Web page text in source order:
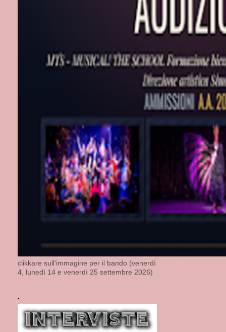
clikkare sull'immagine per il bando (venerdì
4, lunedì 14 e venerdì 25 settembre 2026)
.